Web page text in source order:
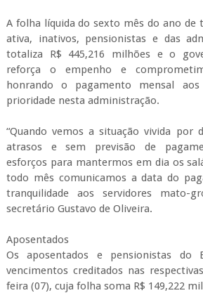
A folha líquida do sexto mês do ano de
ativa, inativos, pensionistas e das
totaliza R$ 445,216 milhões e o
reforça o empenho e
honrando o pagamento mensal aos
prioridade nesta administração.
“Quando vemos a situação vivida por
atrasos e sem previsão de
esforços para mantermos em dia os
todo mês comunicamos a data do
tranquilidade aos servidores mato-
secretário Gustavo de Oliveira.
Aposentados
Os aposentados e pensionistas do
vencimentos creditados nas
feira (07), cuja folha soma R$ 149,222